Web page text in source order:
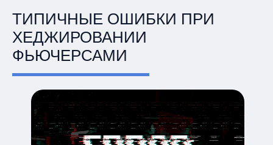
ТИПИЧНЫЕ ОШИБКИ ПРИ
ХЕДЖИРОВАНИИ
ФЬЮЧЕРСАМИ